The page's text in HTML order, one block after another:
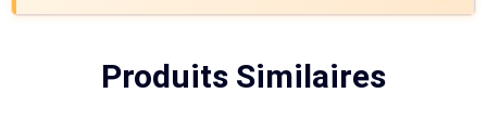
Produits Similaires